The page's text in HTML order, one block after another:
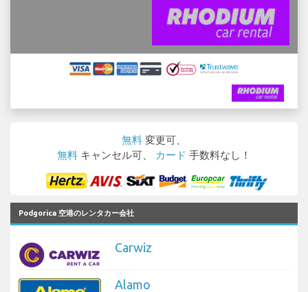
無料 変更可、
無料 キャンセル可、 カード 手数料なし！
Podgorica 空港のレンタカー会社
Carwiz
Alamo